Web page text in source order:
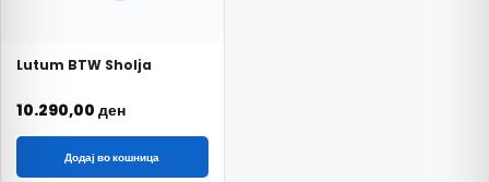
Lutum BTW Sholja
10.290,00 ден
Додај во кошница